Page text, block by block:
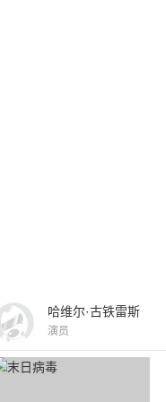
哈维尔·古铁雷斯
演员